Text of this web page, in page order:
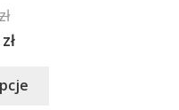
zł